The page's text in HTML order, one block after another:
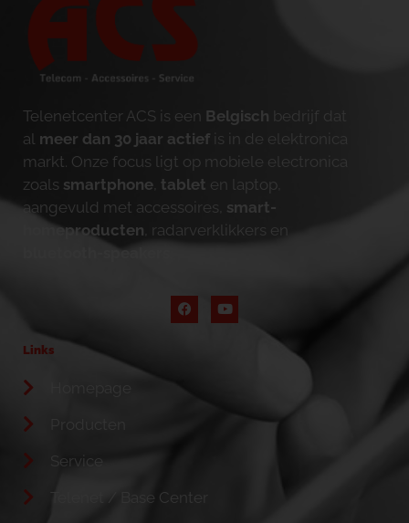
Telenetcenter ACS is een Belgisch bedrijf dat
al meer dan 30 jaar actief is in de elektronica
markt. Onze focus ligt op mobiele electronica
zoals smartphone tablet en laptop,
aangevuld met accessoires, smart-
homeproducten , radarverklikkers en
bluetooth-speakers
Links
Service
Telenet / Base Center